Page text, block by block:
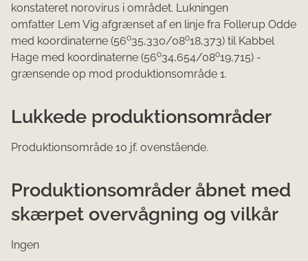
konstateret norovirus i området. Lukningen
omfatter Lem Vig afgrænset af en linje fra Follerup Odde
med koordinaterne (56o35,330/08o18,373) til Kabbel
Hage med koordinaterne (56o34,654/08o19,715) -
grænsende op mod produktionsområde 1.
Lukkede produktionsområder
Produktionsområde 10 jf. ovenstående.
Produktionsområder åbnet med
skærpet overvågning og vilkår
Ingen